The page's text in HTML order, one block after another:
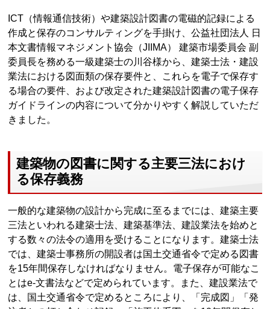
ICT（情報通信技術）や建築設計図書の電磁的記録による
作成と保存のコンサルティングを手掛け、公益社団法人 日
本文書情報マネジメント協会（JIIMA） 建築市場委員会 副
委員長を務める一級建築士の川谷様から、建築士法・建設
業法における図面類の保存要件と、これらを電子で保存す
る場合の要件、および改定された建築設計図書の電子保存
ガイドラインの内容について分かりやすく解説していただ
きました。
建築物の図書に関する主要三法におけ
る保存義務
一般的な建築物の設計から完成に至るまでには、建築主要
三法といわれる建築士法、建築基準法、建設業法を始めと
する数々の法令の適用を受けることになります。建築士法
では、建築士事務所の開設者は国土交通省令で定める図書
を15年間保存しなければなりません。電子保存が可能なこ
とはe-文書法などで定められています。また、建設業法で
は、国土交通省令で定めるところにより、「完成図」「発